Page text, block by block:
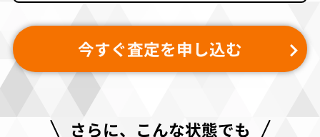
今すぐ査定を申し込む
さらに、こんな状態でも